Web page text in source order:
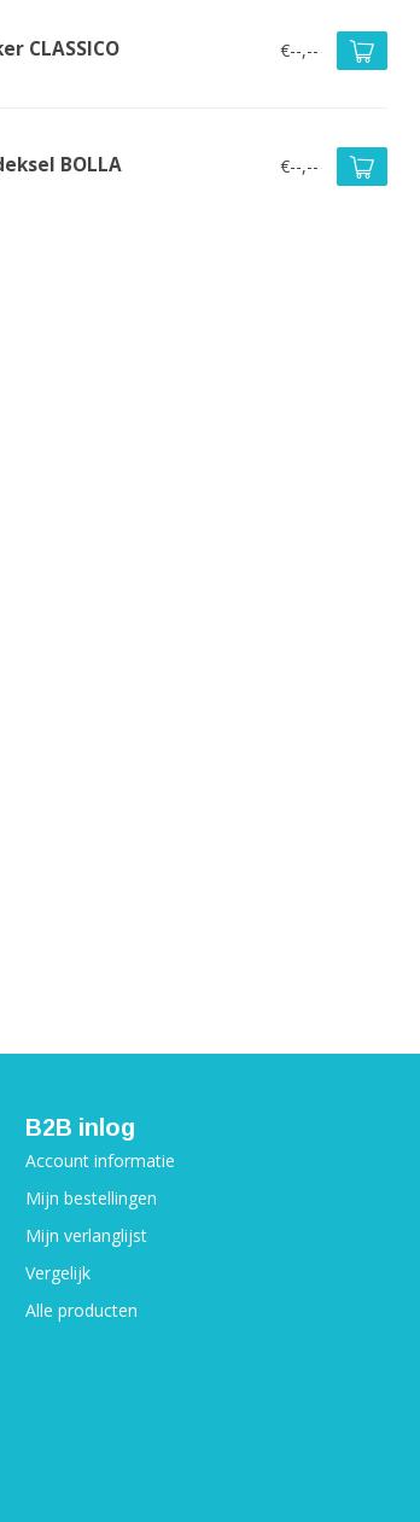
CLASSICO €--,--
BOLLA €--,--
B2B inlog
Account informatie
Mijn bestellingen
Mijn verlanglijst
Vergelijk
Alle producten